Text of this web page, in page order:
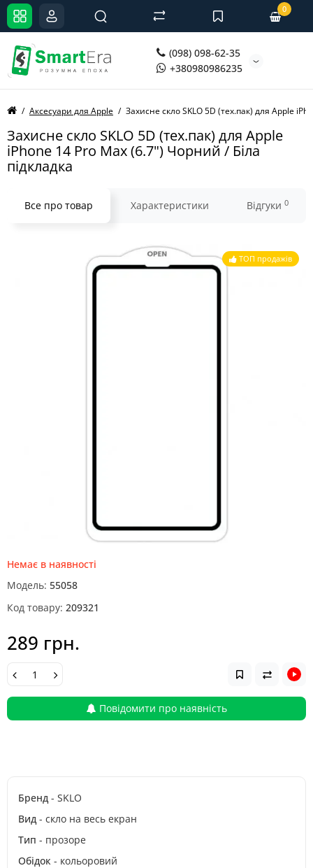
(098) 098-62-35
+380980986235
0
Аксесуари для Apple Захисне скло SKLO 5D (тех.пак) для Apple
Захисне скло SKLO 5D (тех.пак) для Apple
iPhone 14 Pro Max (6.7") Чорний / Біла
підкладка
Все про товар Характеристики Відгуки 0
ТОП продажів
Немає в наявності
Модель: 55058
Код товару: 209321
289 грн.
Повідомити про наявність
Бренд - SKLO
Вид - скло на весь екран
Тип - прозоре
Обідок - кольоровий